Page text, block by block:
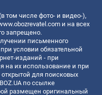
том числе фото- и видео-),
и на всех
запрещено.
письменного
условии обязательной
изданий - при
на их использование и при
для поисковых
по ссылке
размещен оригинальный